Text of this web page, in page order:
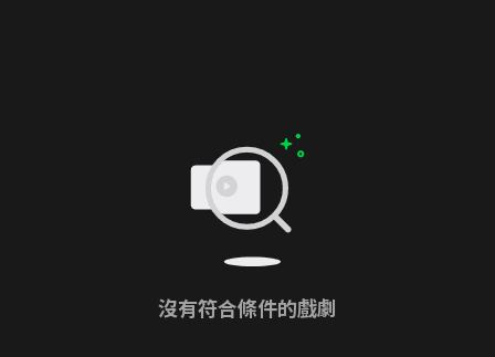
沒有符合條件的戲劇